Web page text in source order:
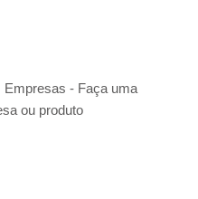
Empresas - Faça uma
ou produto